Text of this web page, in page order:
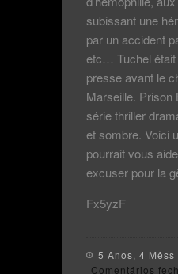
subissant une
par un accident
etc… Tuchel était
presse avant le
Marseille. Prison
série thriller
et sombre. Voici
pourrait vous
excuser pour la
Fx5yzF
5 Anos, 4 Mêss
Comentários